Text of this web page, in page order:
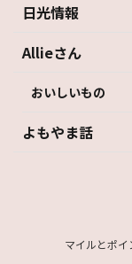
日光情報
Allieさん
おいしいもの
よもやま話
マイルとポイ